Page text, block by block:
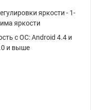
яркости - 1-
яркости
с ОС: Android 4.4 и
и выше